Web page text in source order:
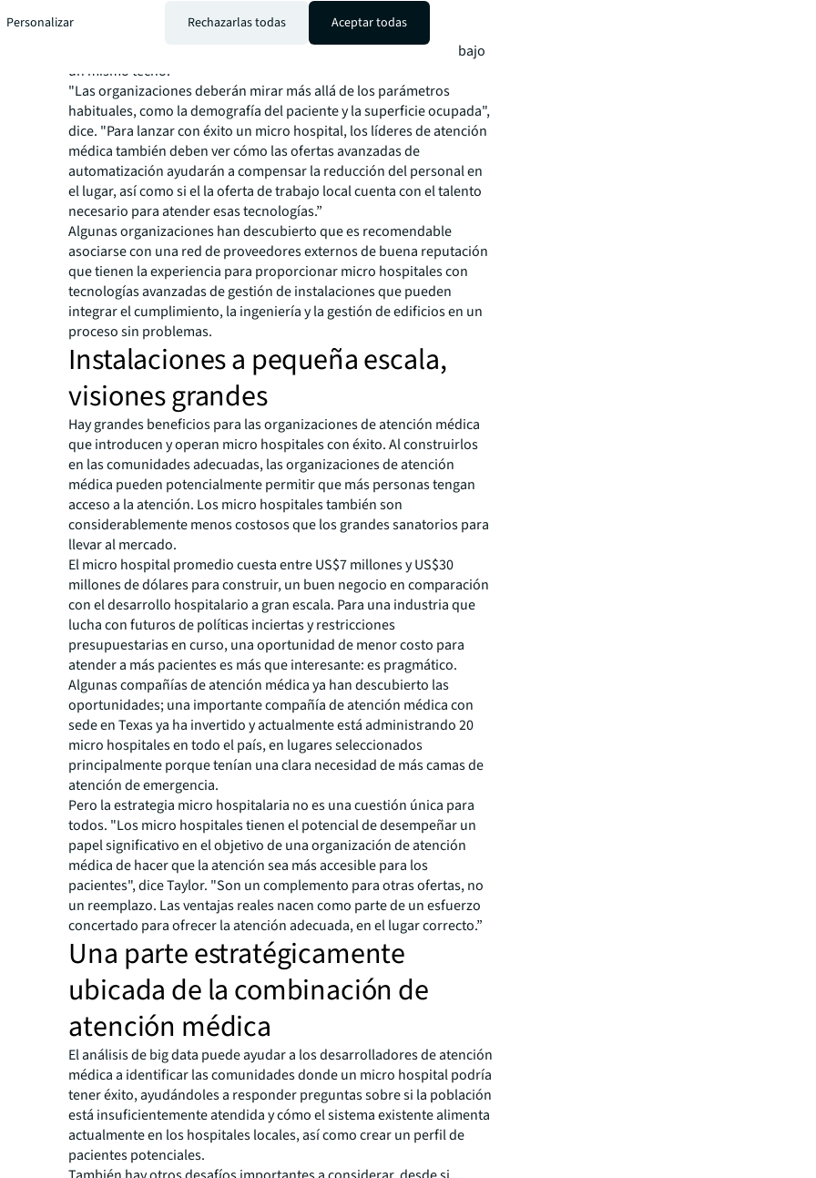
acostumbrados a ejecutar en su campus principal", dice Taylor.
Señala los desafíos de la gestión rentable de las instalaciones
cumpliendo los requisitos de los permisos sin un gran personal bajo
un mismo techo.
"Las organizaciones deberán mirar más allá de los parámetros
habituales, como la demografía del paciente y la superficie ocupada",
dice. "Para lanzar con éxito un micro hospital, los líderes de atención
médica también deben ver cómo las ofertas avanzadas de
automatización ayudarán a compensar la reducción del personal en
el lugar, así como si el la oferta de trabajo local cuenta con el talento
necesario para atender esas tecnologías.”
Algunas organizaciones han descubierto que es recomendable
asociarse con una red de proveedores externos de buena reputación
que tienen la experiencia para proporcionar micro hospitales con
tecnologías avanzadas de gestión de instalaciones que pueden
integrar el cumplimiento, la ingeniería y la gestión de edificios en un
proceso sin problemas.
Instalaciones a pequeña escala,
visiones grandes
Hay grandes beneficios para las organizaciones de atención médica
que introducen y operan micro hospitales con éxito. Al construirlos
en las comunidades adecuadas, las organizaciones de atención
médica pueden potencialmente permitir que más personas tengan
acceso a la atención. Los micro hospitales también son
considerablemente menos costosos que los grandes sanatorios para
llevar al mercado.
El micro hospital promedio cuesta entre US$7 millones y US$30
millones de dólares para construir, un buen negocio en comparación
con el desarrollo hospitalario a gran escala. Para una industria que
lucha con futuros de políticas inciertas y restricciones
presupuestarias en curso, una oportunidad de menor costo para
atender a más pacientes es más que interesante: es pragmático.
Algunas compañías de atención médica ya han descubierto las
oportunidades; una importante compañía de atención médica con
sede en Texas ya ha invertido y actualmente está administrando 20
micro hospitales en todo el país, en lugares seleccionados
principalmente porque tenían una clara necesidad de más camas de
atención de emergencia.
Pero la estrategia micro hospitalaria no es una cuestión única para
todos. "Los micro hospitales tienen el potencial de desempeñar un
papel significativo en el objetivo de una organización de atención
médica de hacer que la atención sea más accesible para los
pacientes", dice Taylor. "Son un complemento para otras ofertas, no
un reemplazo. Las ventajas reales nacen como parte de un esfuerzo
concertado para ofrecer la atención adecuada, en el lugar correcto.”
Una parte estratégicamente
ubicada de la combinación de
atención médica
El análisis debig data puede ayudar a los desarrolladores de atención
médica a identificar las comunidades donde un micro hospital podría
tener éxito, ayudándoles a responder preguntas sobre si la población
está insuficientemente atendida y cómo el sistema existente alimenta
actualmente en los hospitales locales, así como crear un perfil de
pacientes potenciales.
Personalizar Rechazarlas todas Aceptar todas